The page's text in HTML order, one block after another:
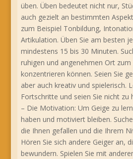
üben. Üben bedeutet nicht nur,
auch gezielt an bestimmten
zum Beispiel Tonbildung,
Artikulation. Üben Sie am besten
mindestens 15 bis 30 Minuten.
ruhigen und angenehmen Ort
konzentrieren können. Seien Sie
aber auch kreativ und spielerisch.
Fortschritte und seien Sie nicht zu
– Die Motivation: Um Geige zu
haben und motiviert bleiben.
die Ihnen gefallen und die Ihrem
Hören Sie sich andere Geiger an,
bewundern. Spielen Sie mit